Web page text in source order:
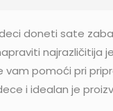
doneti sate
najrazličitija
pomoći pri
i idealan je